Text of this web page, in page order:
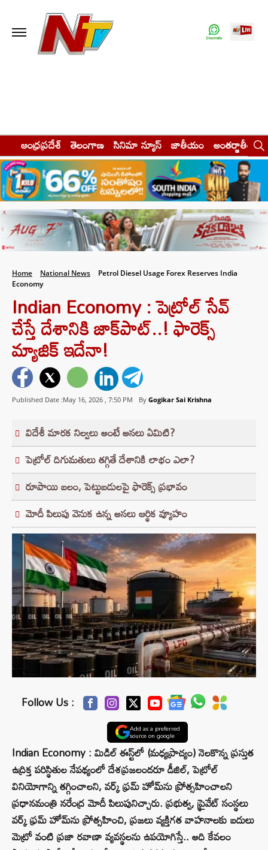
ఆంధ్రప్రదేశ్ తెలంగాణ సినిమా న్యూస్ జాతీయం అంతర్జాతీయం
Home National News
Petrol Diesel Usage Forex Reserves India
Economy
Indian Economy : పెట్రోల్ సేవ్
చేస్తే దేశానికి జాక్‌పాట్..! ఫారెక్స్
మ్యాజిక్ ఇదేనా!
Published Date :May 16, 2026 , 7:50 PM By Gogikar Sai Krishna
విదేశీ మారక నిల్వలు అంటే అసలు ఏమిటి?
పెట్రోల్ దిగుమతులు తగ్గితే దేశానికి లాభం ఎలా?
రూపాయి బలం, పెట్టుబడులపై ఫారెక్స్ ప్రభావం
మోదీ పిలుపు వెనుక ఉన్న అసలు ఆర్థిక వ్యూహం
Follow Us :
Add as a preferred
source on google
Indian Economy : మిడిల్ ఈస్ట్‌లో (మధ్యప్రాచ్యం) నెలకొన్న ప్రస్తుత
ఉద్రిక్త పరిస్థితుల నేపథ్యంలో దేశప్రజలందరూ డీజిల్, పెట్రోల్
వినియోగాన్ని తగ్గించాలని, వర్క్ ఫ్రమ్ హోమ్‌ను ప్రోత్సహించాలని
ప్రధానమంత్రి నరేంద్ర మోదీ పిలుపునిచ్చారు. ప్రభుత్వ, ప్రైవేట్ సంస్థలు
వర్క్ ఫ్రమ్ హోమ్‌ను ప్రోత్సహించి, ప్రజలు వ్యక్తిగత వాహనాలకు బదులు
మెట్రో వంటి ప్రజా రవాణా వ్యవస్థలను ఉపయోగిస్తే.. అది కేవలం